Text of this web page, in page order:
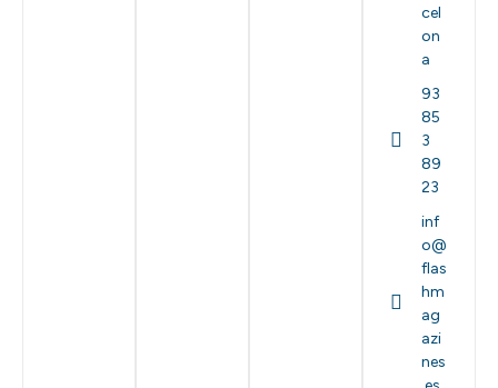
cel
on
a
93
85
3
89
23
inf
o@
flas
hm
ag
azi
nes